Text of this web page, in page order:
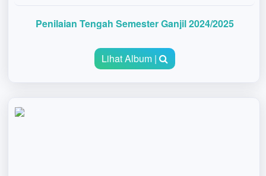
Penilaian Tengah Semester Ganjil 2024/2025
Lihat Album |